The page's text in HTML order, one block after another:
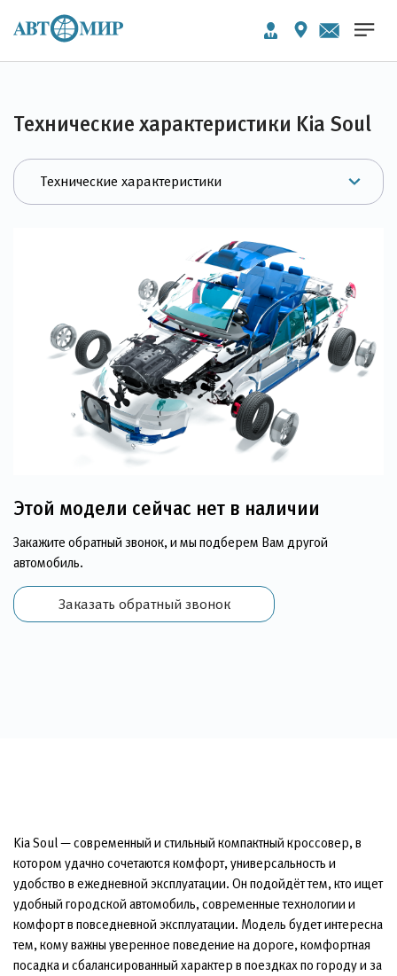
Технические характеристики Kia Soul
Этой модели сейчас нет в наличии
Закажите обратный звонок, и мы подберем Вам другой
автомобиль.
Заказать обратный звонок
Kia Soul — современный и стильный компактный кроссовер, в
котором удачно сочетаются комфорт, универсальность и
удобство в ежедневной эксплуатации. Он подойдёт тем, кто ищет
удобный городской автомобиль, современные технологии и
комфорт в повседневной эксплуатации. Модель будет интересна
тем, кому важны уверенное поведение на дороге, комфортная
посадка и сбалансированный характер в поездках по городу и за